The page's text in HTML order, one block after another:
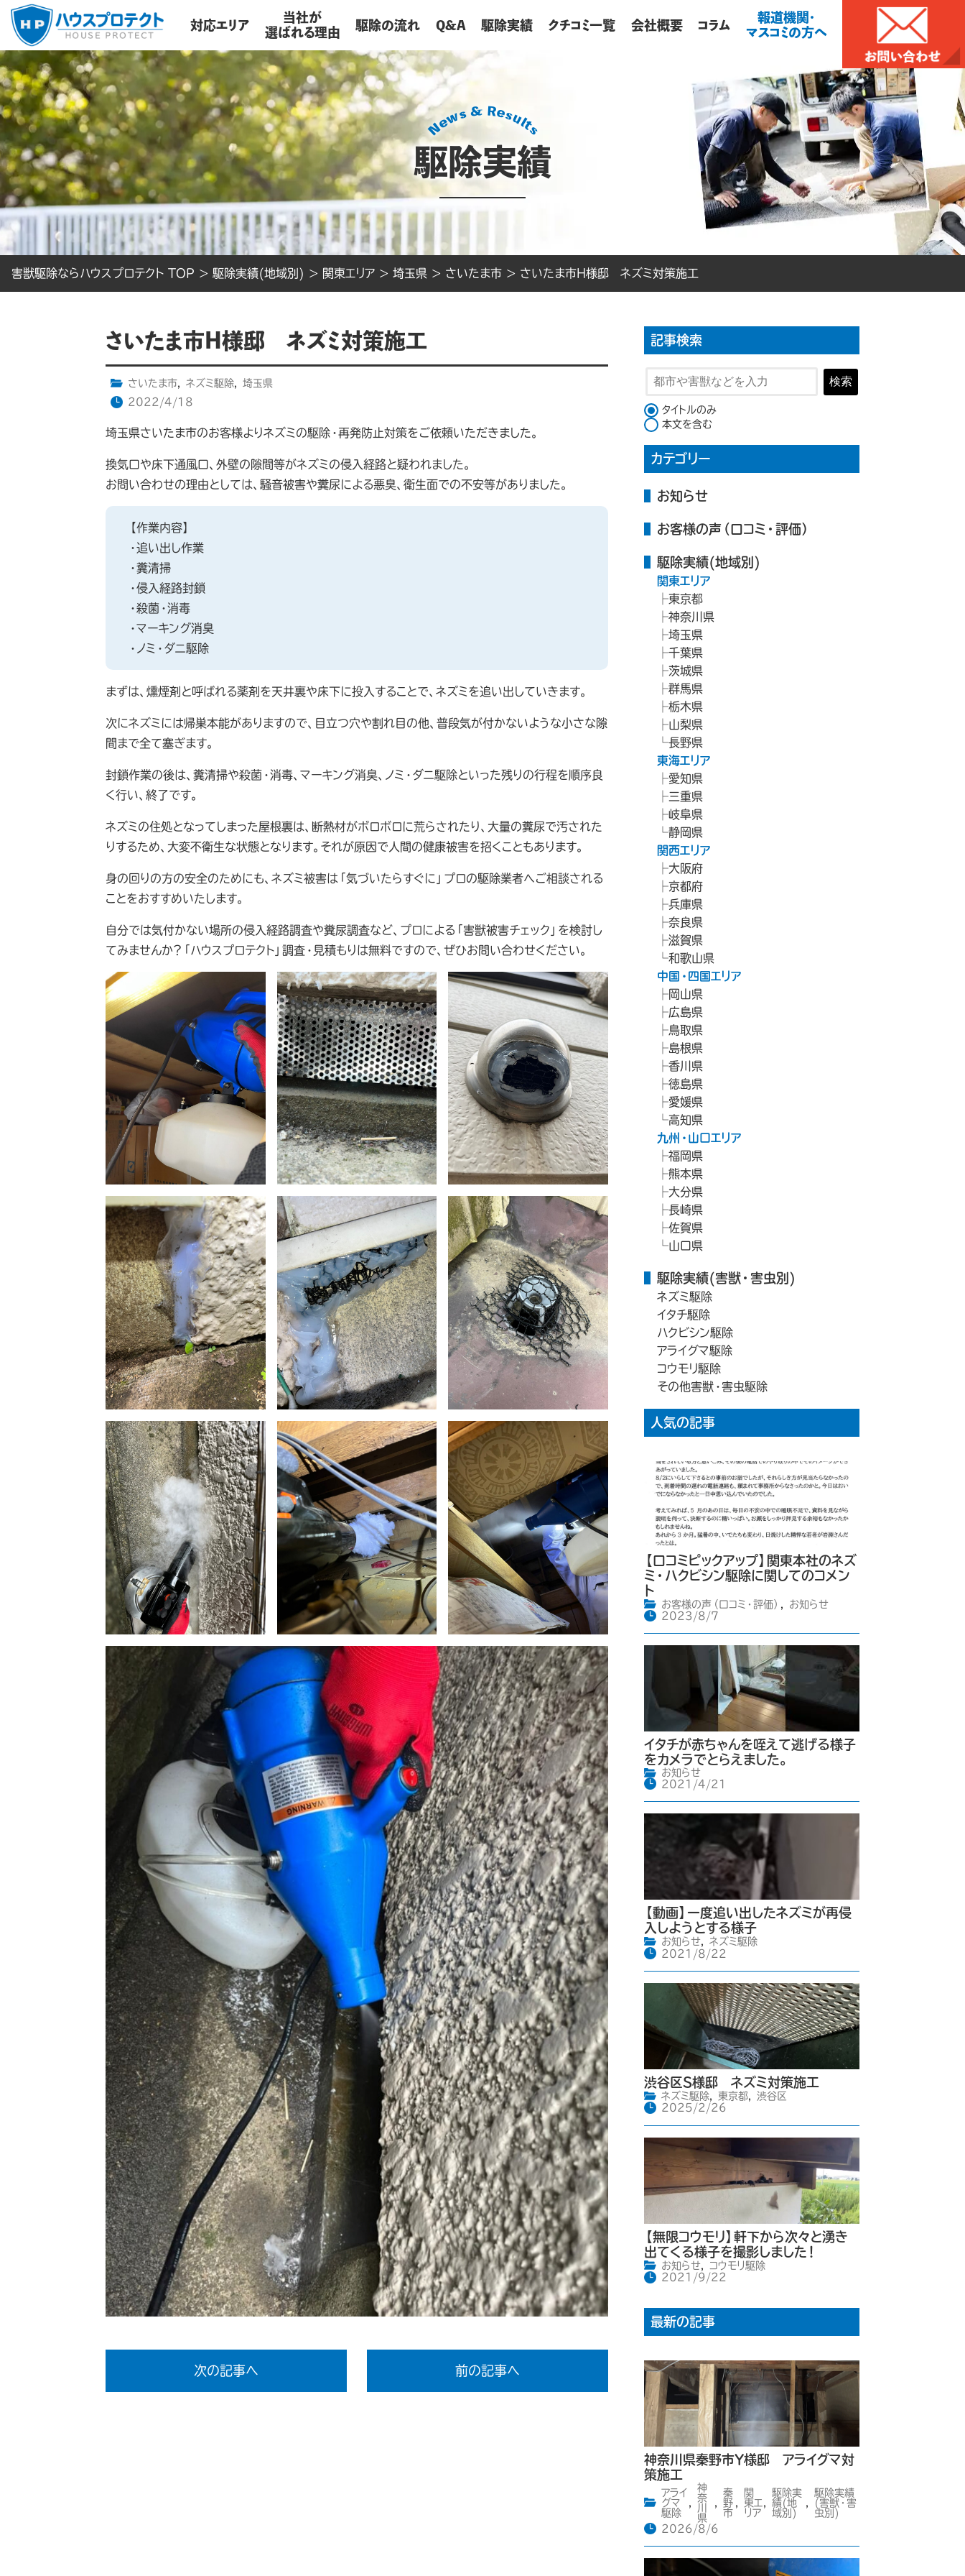
対応エリア
当社が
選ばれる理由
駆除の流れ Q&A 駆除実績 クチコミ一覧 会社概要 コラム
報道機関・
マスコミの方へ
駆除実績
害獣駆除ならハウスプロテクト TOP > 駆除実績(地域別) > 関東エリア > 埼玉県 > さいたま市 > さいたま市H様邸 ネズミ対策施工
さいたま市H様邸 ネズミ対策施工
さいたま市, ネズミ駆除,
埼玉県
2022/4/18
埼玉県さいたま市のお客様よりネズミの駆除・再発防止対策をご依頼いただきました。
換気口や床下通風口、外壁の隙間等がネズミの侵入経路と疑われました。
お問い合わせの理由としては、騒音被害や糞尿による悪臭、衛生面での不安等がありました。
【作業内容】
・追い出し作業
・糞清掃
・侵入経路封鎖
・殺菌・消毒
・マーキング消臭
・ノミ・ダニ駆除
まずは、燻煙剤と呼ばれる薬剤を天井裏や床下に投入することで、ネズミを追い出していきます。
次にネズミには帰巣本能がありますので、目立つ穴や割れ目の他、普段気が付かないような小さな隙
間まで全て塞ぎます。
封鎖作業の後は、糞清掃や殺菌・消毒、マーキング消臭、ノミ・ダニ駆除といった残りの行程を順序良
く行い、終了です。
ネズミの住処となってしまった屋根裏は、断熱材がボロボロに荒らされたり、大量の糞尿で汚された
りするため、大変不衛生な状態となります。それが原因で人間の健康被害を招くこともあります。
身の回りの方の安全のためにも、ネズミ被害は「気づいたらすぐに」プロの駆除業者へご相談される
ことをおすすめいたします。
自分では気付かない場所の侵入経路調査や糞尿調査など、プロによる「害獣被害チェック」を検討し
てみませんか？「ハウスプロテクト」調査・見積もりは無料ですので、ぜひお問い合わせください。
次の記事へ 前の記事へ
記事検索
検索
検索対象
タイトルのみ
本文を含む
カテゴリー
お知らせ
お客様の声（口コミ・評価）
駆除実績(地域別)
関東エリア
東京都
神奈川県
埼玉県
千葉県
茨城県
群馬県
栃木県
山梨県
長野県
東海エリア
愛知県
三重県
岐阜県
静岡県
関西エリア
大阪府
京都府
兵庫県
奈良県
滋賀県
和歌山県
中国・四国エリア
岡山県
広島県
鳥取県
島根県
香川県
徳島県
愛媛県
高知県
九州・山口エリア
福岡県
熊本県
大分県
長崎県
佐賀県
山口県
駆除実績(害獣・害虫別)
ネズミ駆除
イタチ駆除
ハクビシン駆除
アライグマ駆除
コウモリ駆除
その他害獣・害虫駆除
人気の記事
【口コミピックアップ】関東本社のネズ
ミ・ハクビシン駆除に関してのコメン
ト
お客様の声（口コミ・評価）
お知らせ
2023/8/7
イタチが赤ちゃんを咥えて逃げる様子
をカメラでとらえました。
お知らせ
2021/4/21
【動画】一度追い出したネズミが再侵
入しようとする様子
お知らせ,
ネズミ駆除
2021/8/22
渋谷区S様邸 ネズミ対策施工
ネズミ駆除, 東京都,
渋谷区
2025/2/26
【無限コウモリ】軒下から次々と湧き
出てくる様子を撮影しました！
お知らせ,
コウモリ駆除
2021/9/22
最新の記事
神奈川県秦野市Y様邸 アライグマ対
策施工
アライ
グマ
駆除
神
奈
川
県
秦
野
市
関
東エ
リア
駆除実
績(地
域別)
駆除実績
(害獣・害
虫別)
2026/8/6